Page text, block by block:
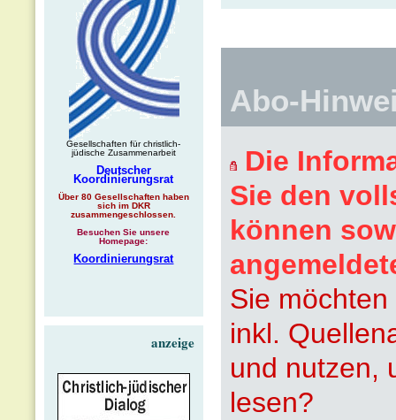
Gesellschaften für christlich-
jüdische Zusammenarbeit
Deutscher
Koordinierungsrat
Über 80 Gesellschaften haben
sich im DKR
zusammengeschlossen.
Besuchen Sie unsere
Homepage:
Koordinierungsrat
anzeige
Abo-
Die
Sie den
können
Sie
inkl.
und nutzen,
lesen?